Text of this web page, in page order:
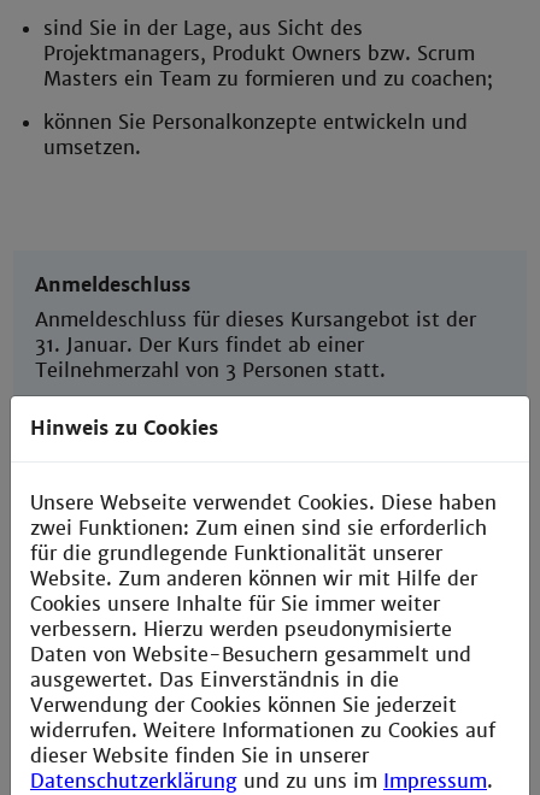
sind Sie in der Lage, aus Sicht des
Projektmanagers, Produkt Owners bzw. Scrum
Masters ein Team zu formieren und zu coachen;
können Sie Personalkonzepte entwickeln und
umsetzen.
Anmeldeschluss
Anmeldeschluss für dieses Kursangebot ist der
31. Januar. Der Kurs findet ab einer
Teilnehmerzahl von 3 Personen statt.
Beschreibung des Kursformats
Informationen zur Kursanmeldung
Dozent
Dr. Torsten Panholzer
Kom. Leitung der Abteilung Medizinische Informatik
am Institut für Medizinische Biometrie, Epidemiologie
und Informatik (IMBEI) der Universität Mainz
Hinweis zu Cookies
Unsere Webseite verwendet Cookies. Diese haben
zwei Funktionen: Zum einen sind sie erforderlich
für die grundlegende Funktionalität unserer
Website. Zum anderen können wir mit Hilfe der
Cookies unsere Inhalte für Sie immer weiter
verbessern. Hierzu werden pseudonymisierte
Daten von Website-Besuchern gesammelt und
ausgewertet. Das Einverständnis in die
Verwendung der Cookies können Sie jederzeit
widerrufen. Weitere Informationen zu Cookies auf
dieser Website finden Sie in unserer
Datenschutzerklärung und zu uns im Impressum.